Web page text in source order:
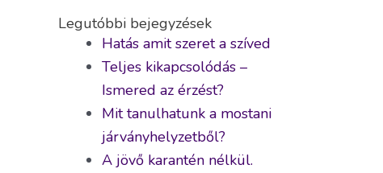
Legutóbbi bejegyzések
Hatás amit szeret a szíved
Teljes kikapcsolódás –
Ismered az érzést?
Mit tanulhatunk a mostani
járványhelyzetből?
A jövő karantén nélkül.